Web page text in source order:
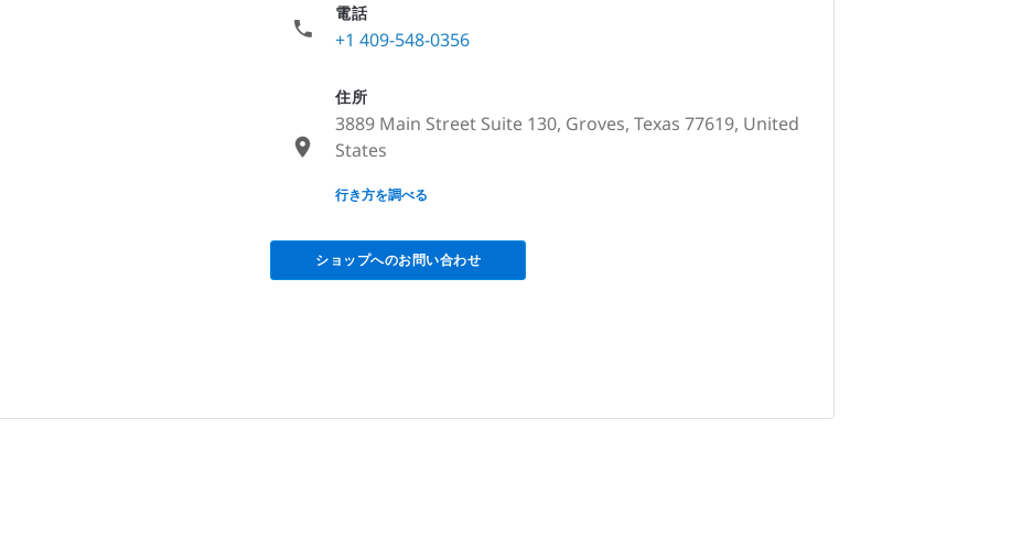
電話
+1 409-548-0356
住所
3889 Main Street Suite 130, Groves, Texas 77619, United
States
None
行き方を調べる
ショップへのお問い合わせ